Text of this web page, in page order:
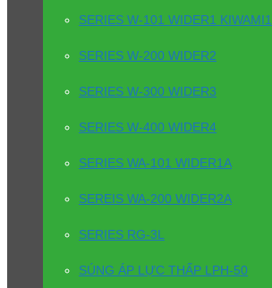
SERIES W-101 WIDER1 KIWAMI1
SERIES W-200 WIDER2
SERIES W-300 WIDER3
SERIES W-400 WIDER4
SERIES WA-101 WIDER1A
SEREIS WA-200 WIDER2A
SERIES RG-3L
SÚNG ÁP LỰC THẤP LPH-50